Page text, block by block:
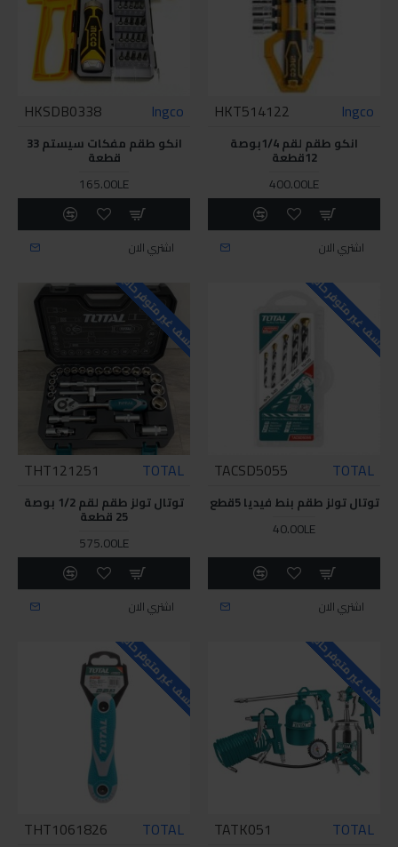
Ingco
HKT514122
انكو طقم لقم 1/4بوصة
12قطعة
400.00LE
اشتري الان
Ingco
HKSDB0338
انكو طقم مفكات سيستم 33
قطعة
165.00LE
اشتري الان
للاسف غير متوفر حاليا
TOTAL
TACSD5055
توتال تولز طقم بنط فيديا 5قطع
40.00LE
اشتري الان
للاسف غير متوفر حاليا
TOTAL
THT121251
توتال تولز طقم لقم 1/2 بوصة
25 قطعة
575.00LE
اشتري الان
للاسف غير متوفر حاليا
TOTAL
TATK051
للاسف غير متوفر حاليا
TOTAL
THT1061826